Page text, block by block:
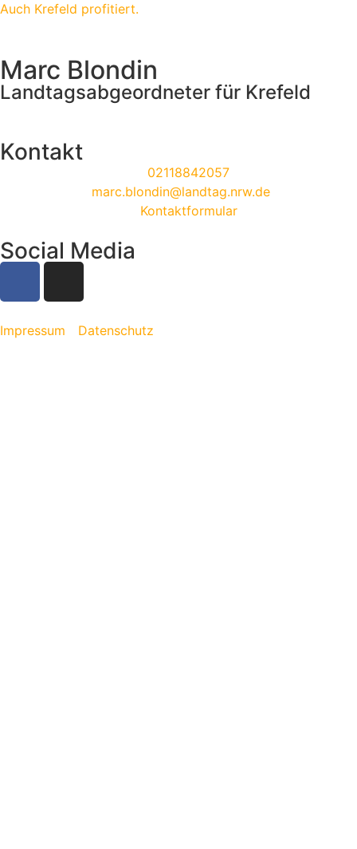
Auch Krefeld profitiert.
Marc Blondin
Landtagsabgeordneter für Krefeld
Kontakt
02118842057
marc.blondin@landtag.nrw.de
Kontaktformular
Social Media
Impressum Datenschutz